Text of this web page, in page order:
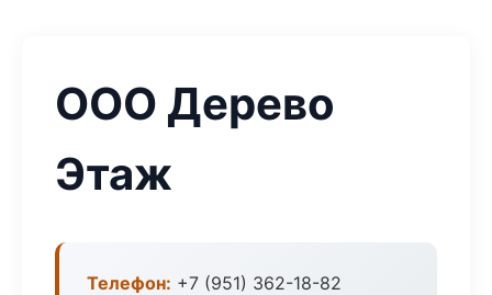
ООО Дерево
Этаж
Телефон: +7 (951) 362-18-82